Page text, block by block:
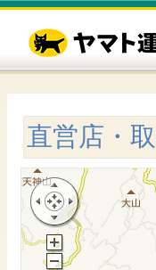
直営店・